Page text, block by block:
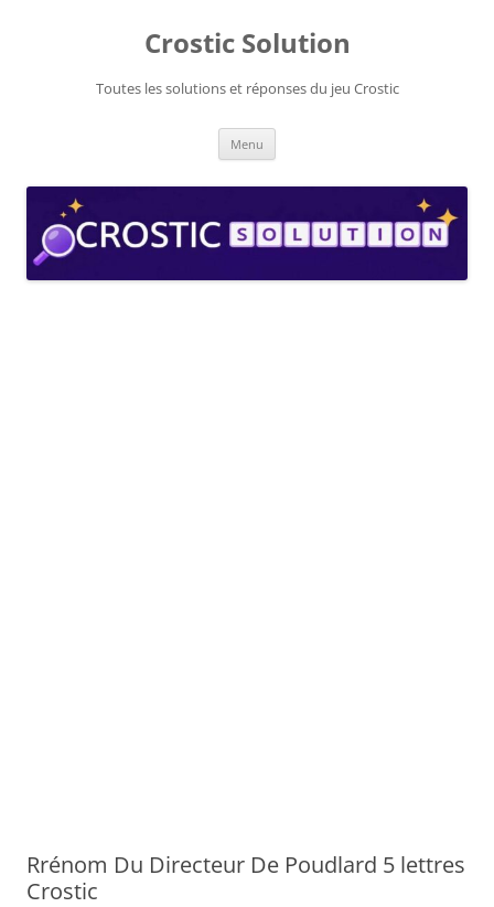
Crostic Solution
Toutes les solutions et réponses du jeu Crostic
Menu
Rrénom Du Directeur De Poudlard 5 lettres
Crostic